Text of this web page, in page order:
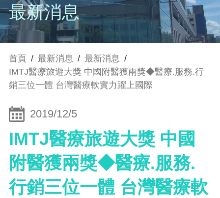
最新消息
首頁 / 最新消息 / 最新消息 /
IMTJ醫療旅遊大獎 中國附醫獲兩獎◆醫療.服務.行
銷三位一體 台灣醫療軟實力躍上國際
2019/12/5
IMTJ醫療旅遊大獎 中國
附醫獲兩獎◆醫療.服務.
行銷三位一體 台灣醫療軟